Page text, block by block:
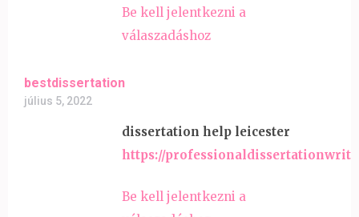
Be kell jelentkezni a
válaszadáshoz
bestdissertation
július 5, 2022
dissertation help leicester
https://
Be kell jelentkezni a